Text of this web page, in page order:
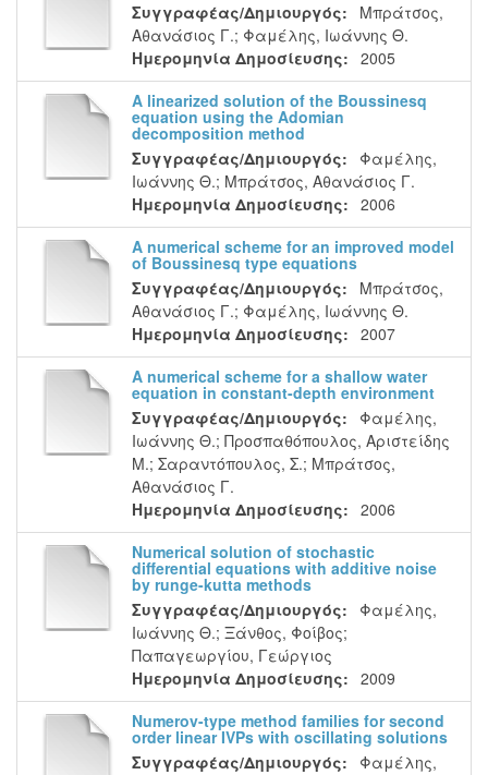
Συγγραφέας/Δημιουργός:
Μπράτσος,
Αθανάσιος Γ.; Φαμέλης, Ιωάννης Θ.
Ημερομηνία Δημοσίευσης: 2005
A linearized solution of the Boussinesq
equation using the Adomian
decomposition method
Συγγραφέας/Δημιουργός:
Φαμέλης,
Ιωάννης Θ.; Μπράτσος, Αθανάσιος Γ.
Ημερομηνία Δημοσίευσης: 2006
A numerical scheme for an improved model
of Boussinesq type equations
Συγγραφέας/Δημιουργός:
Μπράτσος,
Αθανάσιος Γ.; Φαμέλης, Ιωάννης Θ.
Ημερομηνία Δημοσίευσης: 2007
A numerical scheme for a shallow water
equation in constant-depth environment
Συγγραφέας/Δημιουργός:
Φαμέλης,
Ιωάννης Θ.; Προσπαθόπουλος, Αριστείδης
Μ.; Σαραντόπουλος, Σ.; Μπράτσος,
Αθανάσιος Γ.
Ημερομηνία Δημοσίευσης: 2006
Numerical solution of stochastic
differential equations with additive noise
by runge-kutta methods
Συγγραφέας/Δημιουργός:
Φαμέλης,
Ιωάννης Θ.; Ξάνθος, Φοίβος;
Παπαγεωργίου, Γεώργιος
Ημερομηνία Δημοσίευσης: 2009
Numerov-type method families for second
order linear IVPs with oscillating solutions
Συγγραφέας/Δημιουργός:
Φαμέλης,